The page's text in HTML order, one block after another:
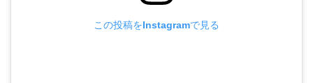
この投稿をInstagramで見る